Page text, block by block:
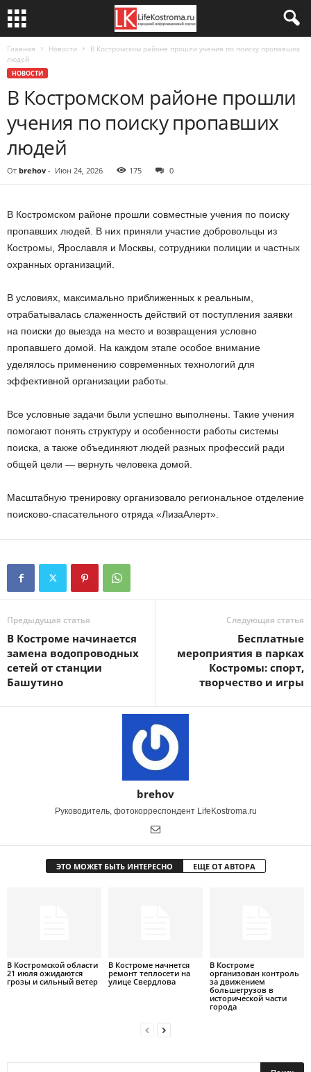
Главная Новости
В Костромском районе прошли учения по поиску пропавших
людей
НОВОСТИ
В Костромском районе прошли
учения по поиску пропавших
людей
От brehov - Июн 24, 2026 175 0
В Костромском районе прошли совместные учения по поиску
пропавших людей. В них приняли участие добровольцы из
Костромы, Ярославля и Москвы, сотрудники полиции и частных
охранных организаций.
В условиях, максимально приближенных к реальным,
отрабатывалась слаженность действий от поступления заявки
на поиски до выезда на место и возвращения условно
пропавшего домой. На каждом этапе особое внимание
уделялось применению современных технологий для
эффективной организации работы.
Все условные задачи были успешно выполнены. Такие учения
помогают понять структуру и особенности работы системы
поиска, а также объединяют людей разных профессий ради
общей цели — вернуть человека домой.
Масштабную тренировку организовало региональное отделение
поисково-спасательного отряда «ЛизаАлерт».
Предыдущая статья
В Костроме начинается
замена водопроводных
сетей от станции
Башутино
Следующая статья
Бесплатные
мероприятия в парках
Костромы: спорт,
творчество и игры
brehov
Руководитель, фотокорреспондент LifeKostroma.ru
ЭТО МОЖЕТ БЫТЬ ИНТЕРЕСНО ЕЩЕ ОТ АВТОРА
В Костромской области
21 июля ожидаются
грозы и сильный ветер
В Костроме начнется
ремонт теплосети на
улице Свердлова
В Костроме
организован контроль
за движением
большегрузов в
исторической части
города